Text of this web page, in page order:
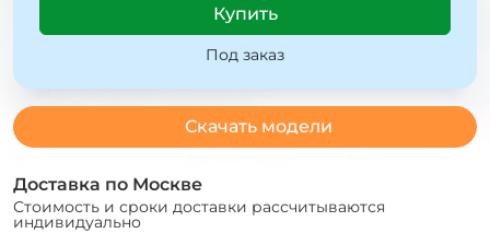
Купить
Под заказ
Скачать модели
Доставка по Москве
Стоимость и сроки доставки рассчитываются
индивидуально